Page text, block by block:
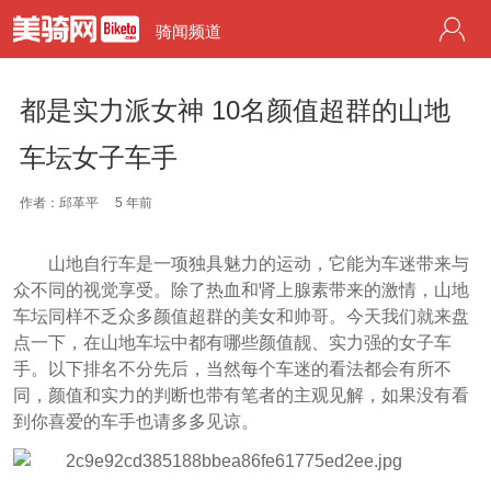
骑闻频道
都是实力派女神 10名颜值超群的山地
车坛女子车手
作者：邱革平 5 年前
山地自行车是一项独具魅力的运动，它能为车迷带来与
众不同的视觉享受。除了热血和肾上腺素带来的激情，山地
车坛同样不乏众多颜值超群的美女和帅哥。今天我们就来盘
点一下，在山地车坛中都有哪些颜值靓、实力强的女子车
手。以下排名不分先后，当然每个车迷的看法都会有所不
同，颜值和实力的判断也带有笔者的主观见解，如果没有看
到你喜爱的车手也请多多见谅。